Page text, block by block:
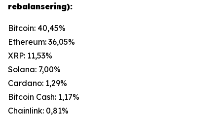
rebalansering):
Bitcoin: 40,45%
Ethereum: 36,05%
XRP: 11,53%
Solana: 7,00%
Cardano: 1,29%
Bitcoin Cash: 1,17%
Chainlink: 0,81%